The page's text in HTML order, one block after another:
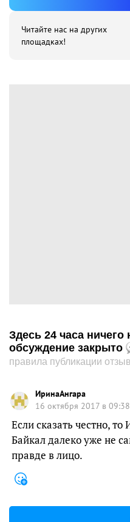
Читайте нас на других
площадках!
Здесь 24 часа
обсуждение закрыто
правила публикации
ИринаАнгара
16 октября 2017 в 09:38
Если сказать честно,
Байкал далеко уже не
правде в лицо.